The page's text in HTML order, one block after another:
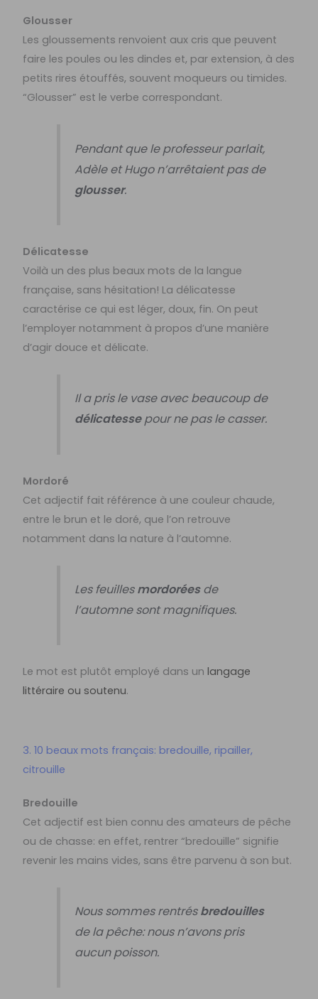
Glousser
Les gloussements renvoient aux cris que peuvent
faire les poules ou les dindes et, par extension, à des
petits rires étouffés, souvent moqueurs ou timides.
“Glousser” est le verbe correspondant.
Pendant que le professeur parlait,
Adèle et Hugo n’arrêtaient pas de
glousser.
Délicatesse
Voilà un des plus beaux mots de la langue
française, sans hésitation! La délicatesse
caractérise ce qui est léger, doux, fin. On peut
l’employer notamment à propos d’une manière
d’agir douce et délicate.
Il a pris le vase avec beaucoup de
délicatessepour ne pas le casser.
Mordoré
Cet adjectif fait référence à une couleur chaude,
entre le brun et le doré, que l’on retrouve
notamment dans la nature à l’automne.
Les feuillesmordoréesde
l’automne sont magnifiques.
Le mot est plutôt employé dans unlangage
littéraire ou soutenu.
3. 10 beaux mots français: bredouille, ripailler,
citrouille
Bredouille
Cet adjectif est bien connu des amateurs de pêche
ou de chasse: en effet, rentrer “bredouille” signifie
revenir les mains vides, sans être parvenu à son but.
Nous sommes rentrésbredouilles
de la pêche: nous n’avons pris
aucun poisson.